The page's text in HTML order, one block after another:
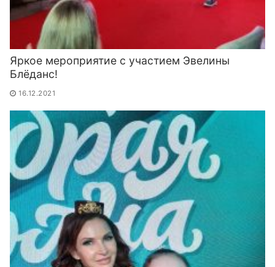
Яркое мероприятие с участием Эвелины
Блёданс!
16.12.2021